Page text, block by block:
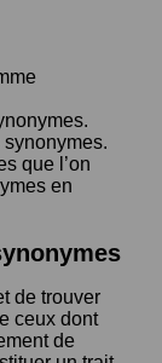
synonymes.
que l’on
en
de trouver
ceux dont
de